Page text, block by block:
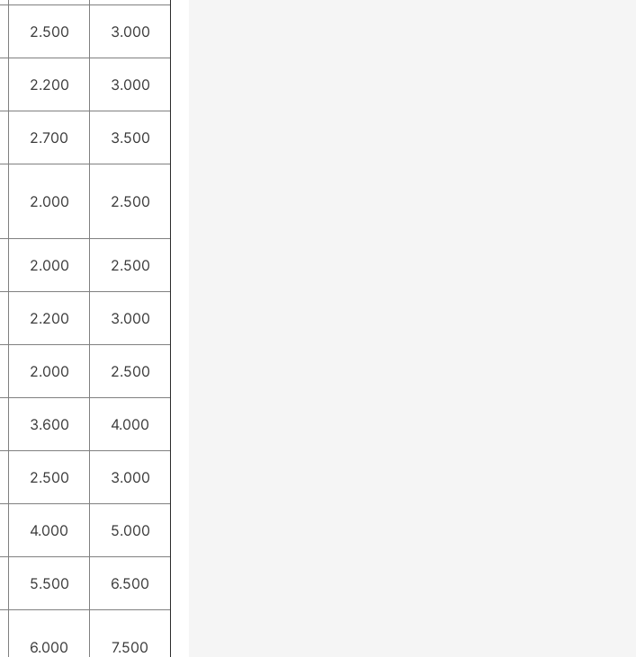
2.500 3.000
2.200 3.000
2.700 3.500
2.000 2.500
2.000 2.500
2.200 3.000
2.000 2.500
3.600 4.000
2.500 3.000
4.000 5.000
5.500 6.500
6.000 7.500